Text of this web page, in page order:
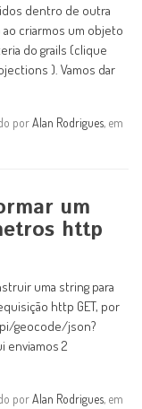
dentro de outra
criarmos um objeto
do grails (clique
). Vamos dar
porAlan Rodrigues, em
um
http
uma string para
http GET, por
geocode/json?
enviamos 2
porAlan Rodrigues, em